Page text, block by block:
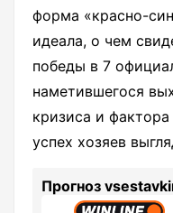
форма «красно-
идеала, о чем
победы в 7
наметившегося
кризиса и фактора
успех хозяев
Прогноз